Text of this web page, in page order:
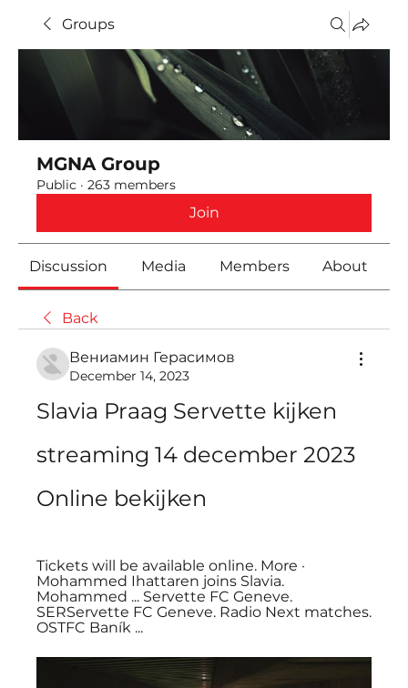
Groups
MGNA Group
Public · 263 members
Join
Discussion Media Members About
Back
Вениамин Герасимов
December 14, 2023
Slavia Praag Servette kijken
streaming 14 december 2023
Online bekijken
Tickets will be available online. More ·
Mohammed Ihattaren joins Slavia.
Mohammed ... Servette FC Geneve.
SERServette FC Geneve. Radio Next matches.
OSTFC Baník ...